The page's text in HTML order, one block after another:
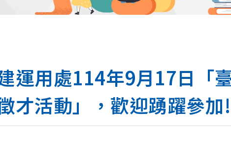
運用處114年9月17日「
才活動」，歡迎踴躍參加!